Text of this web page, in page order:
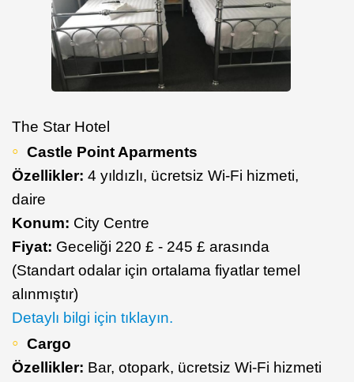
The Star Hotel
Castle Point Aparments
Özellikler: 4 yıldızlı, ücretsiz Wi-Fi hizmeti,
daire
Konum: City Centre
Fiyat: Geceliği 220 £ - 245 £ arasında
(Standart odalar için ortalama fiyatlar temel
alınmıştır)
Detaylı bilgi için tıklayın.
Cargo
Özellikler: Bar, otopark, ücretsiz Wi-Fi hizmeti